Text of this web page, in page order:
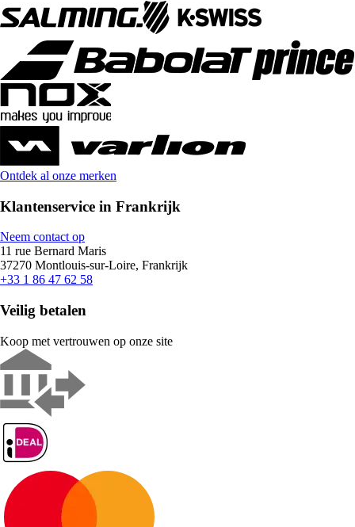
Ontdek al onze merken
Klantenservice in Frankrijk
Neem contact op
11 rue Bernard Maris
37270 Montlouis-sur-Loire, Frankrijk
+33 1 86 47 62 58
Veilig betalen
Koop met vertrouwen op onze site